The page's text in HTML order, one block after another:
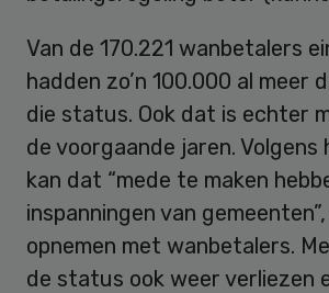
Van de 170.221 wanbetalers
hadden zo’n 100.000 al meer
die status. Ook dat is echter
de voorgaande jaren. Volgens
kan dat “mede te maken
inspanningen van
opnemen met wanbetalers.
de status ook weer verliezen